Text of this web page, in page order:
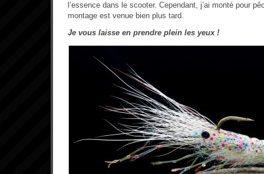
l’essence dans le scooter. Cependant, j’ai monté pour
montage est venue bien plus tard.
Je vous laisse en prendre plein les yeux !